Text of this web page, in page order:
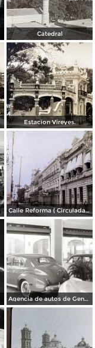
Catedral
Estacion Vireyes.
Calle Reforma ( Circulada el 15 de Marzo de 1933 ).
Agencia de autos de General Motors